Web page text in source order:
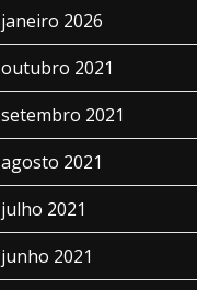
janeiro 2026
outubro 2021
setembro 2021
agosto 2021
julho 2021
junho 2021